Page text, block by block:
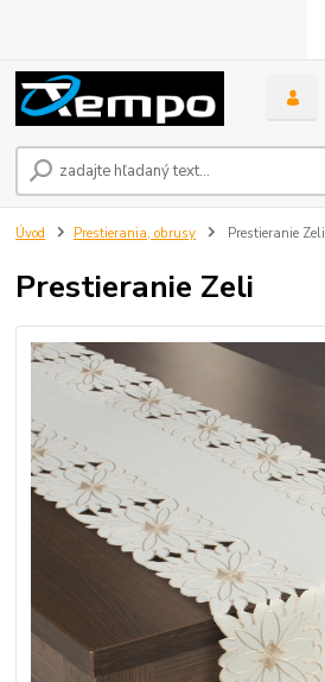
Úvod Prestierania, obrusy Prestieranie Zeli
Prestieranie Zeli